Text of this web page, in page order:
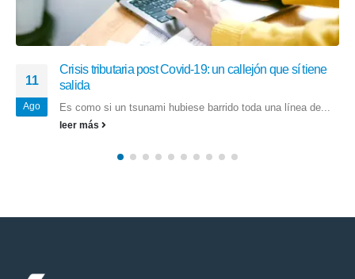
25
Jun
Consejos de seguridad para el uso de la plataforma
Zoom
No es exactamente una palabra nueva, pero "zoom" ha
adquirido un...